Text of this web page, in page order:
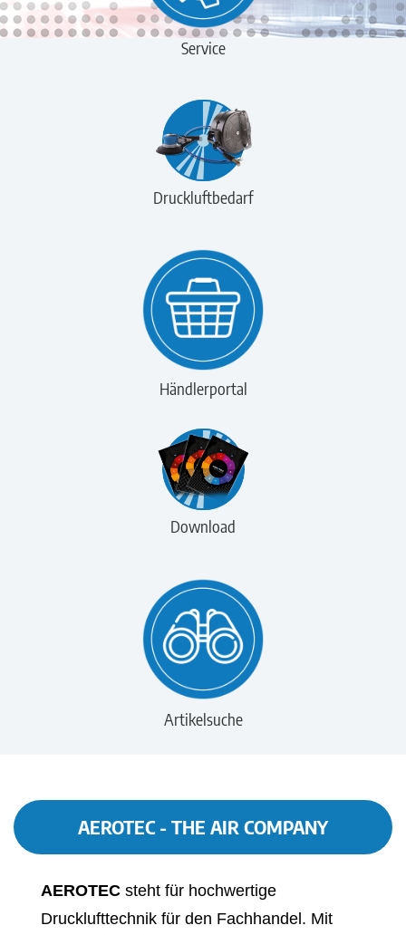
Service
Druckluftbedarf
Händlerportal
Download
Artikelsuche
AEROTEC - THE AIR COMPANY
AEROTEC steht für hochwertige
Drucklufttechnik für den Fachhandel. Mit